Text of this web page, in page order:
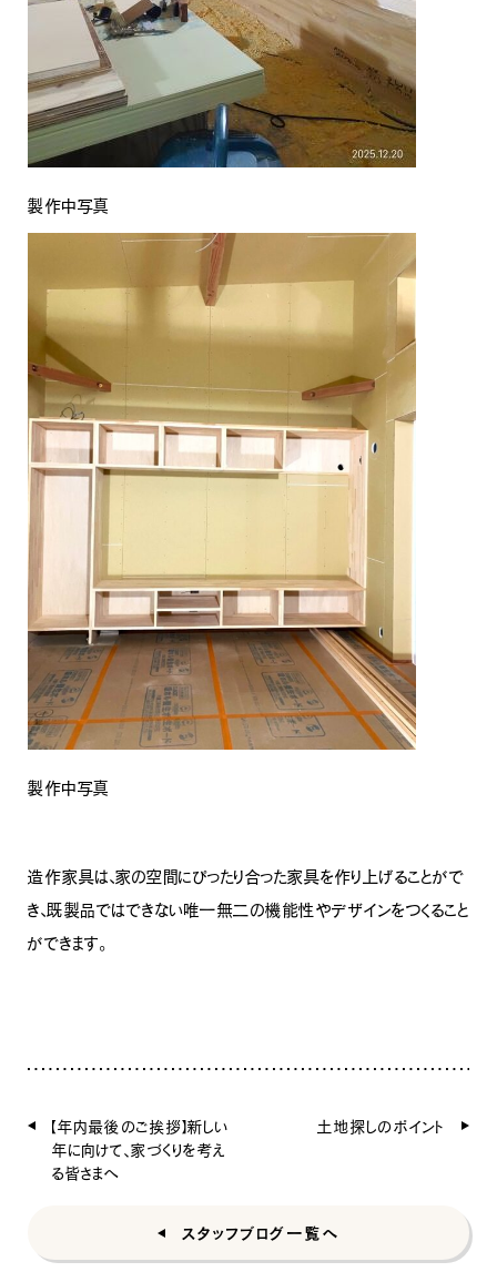
ナチュラル
ナチュラル
カントリー
ヴィンテージ
製作中写真
製作中写真
造作家具は、家の空間にぴったり合った家具を作り上げることがで
き、既製品ではできない唯一無二の機能性やデザインをつくること
ができます。
【年内最後のご挨拶】新しい
年に向けて、家づくりを考え
る皆さまへ
土地探しのポイント
スタッフブログ一覧へ